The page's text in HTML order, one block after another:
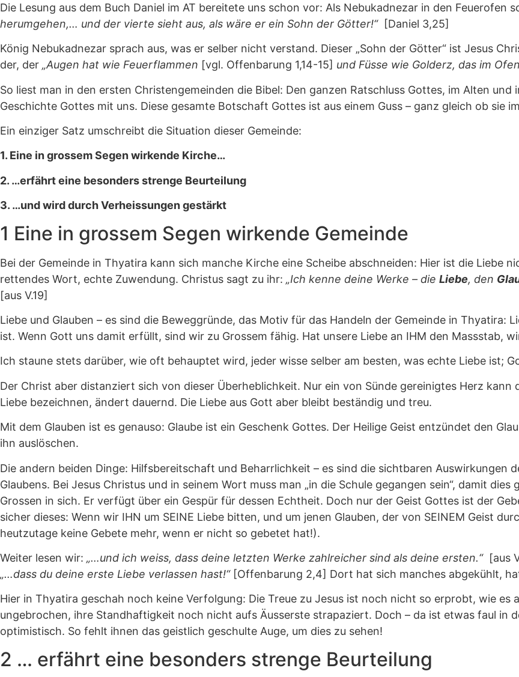
Die Lesung aus dem Buch Daniel im AT bereitete uns schon vor: Als Nebukadnezar in den Feuerofen
herumgehen,… und der vierte sieht aus, als wäre er ein Sohn der Götter!“ [Daniel 3,25]
König Nebukadnezar sprach aus, was er selber nicht verstand. Dieser „Sohn der Götter“ ist Jesus
der, der „Augen hat wie Feuerflammen [vgl. Offenbarung 1,14-15] und Füsse wie Golderz, das im
So liest man in den ersten Christengemeinden die Bibel: Den ganzen Ratschluss Gottes, im Alten und
Geschichte Gottes mit uns. Diese gesamte Botschaft Gottes ist aus einem Guss – ganz gleich ob sie
Ein einziger Satz umschreibt die Situation dieser Gemeinde:
1. Eine in grossem Segen wirkende Kirche…
2. …erfährt eine besonders strenge Beurteilung
3. …und wird durch Verheissungen gestärkt
1 Eine in grossem Segen wirkende Gemeinde
Bei der Gemeinde in Thyatira kann sich manche Kirche eine Scheibe abschneiden: Hier ist die Liebe
rettendes Wort, echte Zuwendung. Christus sagt zu ihr: „Ich kenne deine Werke – die Liebe, den
[aus V.19]
Liebe und Glauben – es sind die Beweggründe, das Motiv für das Handeln der Gemeinde in Thyatira:
ist. Wenn Gott uns damit erfüllt, sind wir zu Grossem fähig. Hat unsere Liebe an IHM den Massstab,
Ich staune stets darüber, wie oft behauptet wird, jeder wisse selber am besten, was echte Liebe ist;
Der Christ aber distanziert sich von dieser Überheblichkeit. Nur ein von Sünde gereinigtes Herz kann
Liebe bezeichnen, ändert dauernd. Die Liebe aus Gott aber bleibt beständig und treu.
Mit dem Glauben ist es genauso: Glaube ist ein Geschenk Gottes. Der Heilige Geist entzündet den
ihn auslöschen.
Die andern beiden Dinge: Hilfsbereitschaft und Beharrlichkeit – es sind die sichtbaren Auswirkungen
Glaubens. Bei Jesus Christus und in seinem Wort muss man „in die Schule gegangen sein“, damit
Grossen in sich. Er verfügt über ein Gespür für dessen Echtheit. Doch nur der Geist Gottes ist der
sicher dieses: Wenn wir IHN um SEINE Liebe bitten, und um jenen Glauben, der von SEINEM Geist
heutzutage keine Gebete mehr, wenn er nicht so gebetet hat!).
Weiter lesen wir: „…und ich weiss, dass deine letzten Werke zahlreicher sind als deine ersten.“ [aus
„…dass du deine erste Liebe verlassen hast!“ [Offenbarung 2,4] Dort hat sich manches abgekühlt,
Hier in Thyatira geschah noch keine Verfolgung: Die Treue zu Jesus ist noch nicht so erprobt, wie
ungebrochen, ihre Standhaftigkeit noch nicht aufs Äusserste strapaziert. Doch – da ist etwas faul in
optimistisch. So fehlt ihnen das geistlich geschulte Auge, um dies zu sehen!
2 … erfährt eine besonders strenge Beurteilung